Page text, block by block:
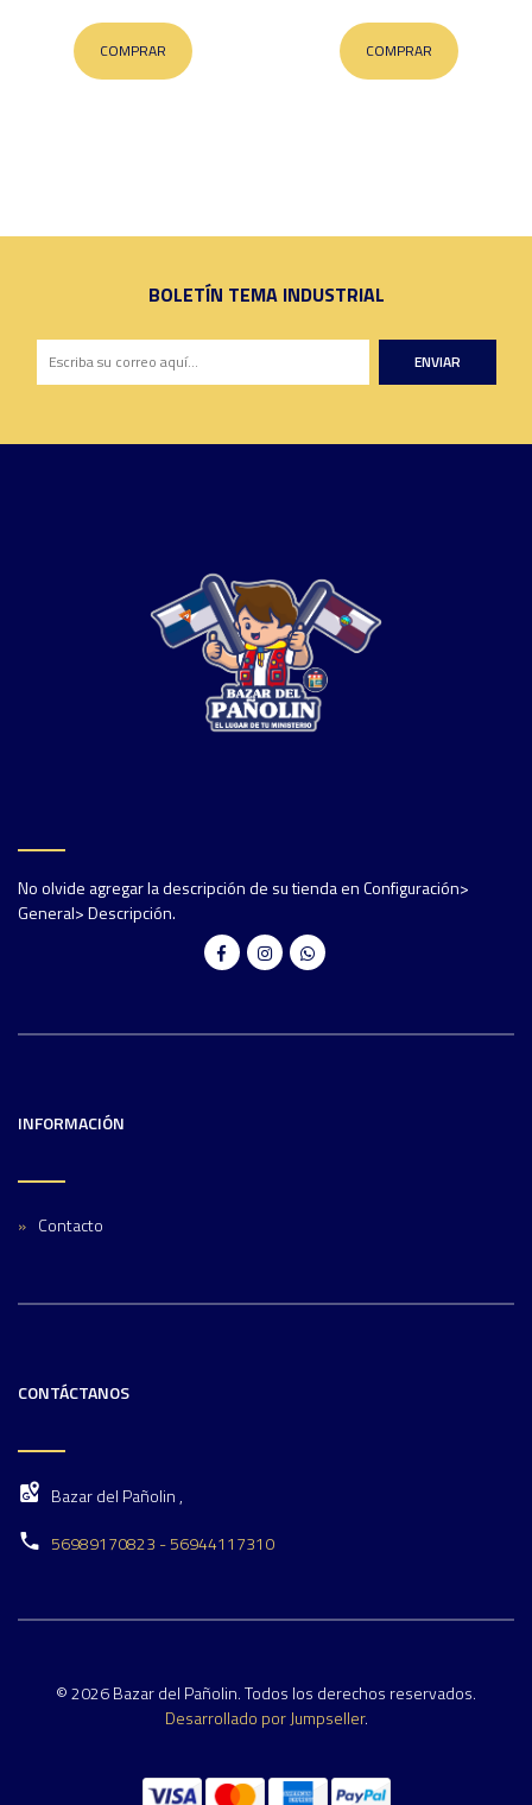
COMPRAR COMPRAR
BOLETÍN TEMA INDUSTRIAL
ENVIAR
No olvide agregar la descripción de su tienda en Configuración>
General> Descripción.
INFORMACIÓN
Contacto
CONTÁCTANOS
Bazar del Pañolin ,
56989170823 - 56944117310
© 2026 Bazar del Pañolin. Todos los derechos reservados.
Desarrollado por Jumpseller.